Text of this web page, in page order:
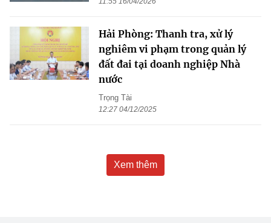
Hải Phòng: Thanh tra, xử lý
nghiêm vi phạm trong quản lý
đất đai tại doanh nghiệp Nhà
nước
Trọng Tài
12:27 04/12/2025
Xem thêm